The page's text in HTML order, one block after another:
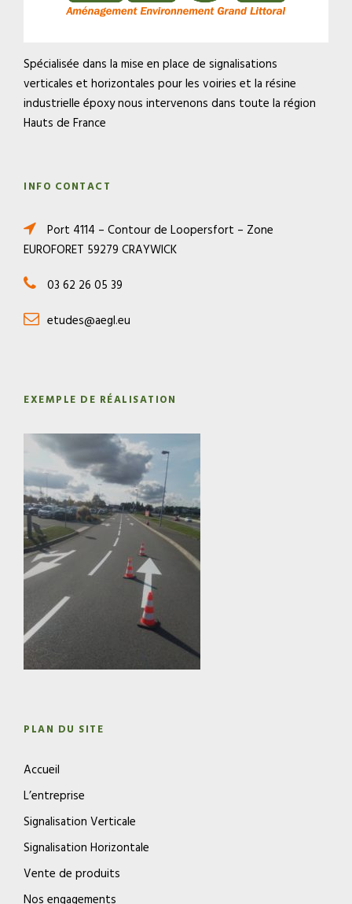
Spécialisée dans la mise en place de signalisations
verticales et horizontales pour les voiries et la résine
industrielle époxy nous intervenons dans toute la région
Hauts de France
INFO CONTACT
Port 4114 – Contour de Loopersfort – Zone
EUROFORET 59279 CRAYWICK
03 62 26 05 39
etudes@aegl.eu
EXEMPLE DE RÉALISATION
PLAN DU SITE
Accueil
L’entreprise
Signalisation Verticale
Signalisation Horizontale
Vente de produits
Nos engagements